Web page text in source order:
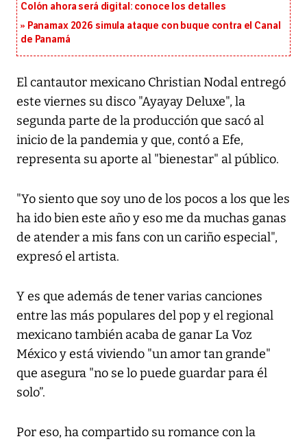
Colón ahora será digital: conoce los detalles
Panamax 2026 simula ataque con buque contra el Canal
de Panamá
El cantautor mexicano Christian Nodal entregó
este viernes su disco "Ayayay Deluxe", la
segunda parte de la producción que sacó al
inicio de la pandemia y que, contó a Efe,
representa su aporte al "bienestar" al público.
"Yo siento que soy uno de los pocos a los que les
ha ido bien este año y eso me da muchas ganas
de atender a mis fans con un cariño especial",
expresó el artista.
Y es que además de tener varias canciones
entre las más populares del pop y el regional
mexicano también acaba de ganar La Voz
México y está viviendo "un amor tan grande"
que asegura "no se lo puede guardar para él
solo”.
Por eso, ha compartido su romance con la